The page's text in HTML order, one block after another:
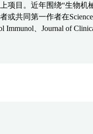
项目。近年围绕“生物机
或共同第一作者在
Immunol Journal of